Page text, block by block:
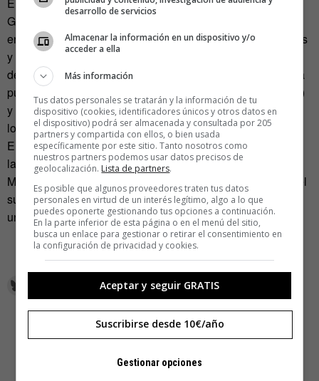
El día que el experimento acabeVolkswagensabrá si el
Golf GTI despierta deseo, genera confianza, arranca
envidias, transmite alegría… ¿Qué piensan los conductores
y los potenciales dueños de este vehículo dos años
después de su lanzamiento? Toda esa información se hará
pública. Estará en las redes sociales (#
GolfGTIExperiment
)
y se presentará, condensada, en un vídeo con escenas de
los protagonistas del experimento.
En el laboratorio real de este proyecto, desde la idea hasta
la ejecución, estánDDByBuzz Marketing Networks
Mmm… ¿Qué habrán dicho mis ojos que yo no sepa? ¿Y el
sudor de mis manos cuando agarré ese tubo y vi el culo de
un Golf GTI?
desarrollo de servicios
Almacenar la información en un dispositivo y/o
acceder a ella
Más información
Tus datos personales se tratarán y la información de tu
dispositivo (cookies, identificadores únicos y otros datos en
el dispositivo) podrá ser almacenada y consultada por 205
partners y compartida con ellos, o bien usada
específicamente por este sitio. Tanto nosotros como
nuestros partners podemos usar datos precisos de
geolocalización. Lista de partners.
Es posible que algunos proveedores traten tus datos
personales en virtud de un interés legítimo, algo a lo que
puedes oponerte gestionando tus opciones a continuación.
En la parte inferior de esta página o en el menú del sitio,
busca un enlace para gestionar o retirar el consentimiento en
la configuración de privacidad y cookies.
Aceptar y seguir GRATIS
Suscribirse desde 10€/año
Gestionar opciones